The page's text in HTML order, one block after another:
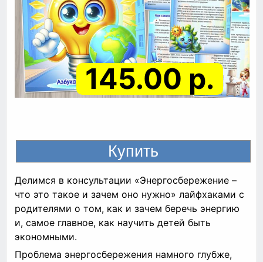
145.00 р.
Делимся в консультации «Энергосбережение –
что это такое и зачем оно нужно» лайфхаками с
родителями о том, как и зачем беречь энергию
и, самое главное, как научить детей быть
экономными.
Проблема энергосбережения намного глубже,